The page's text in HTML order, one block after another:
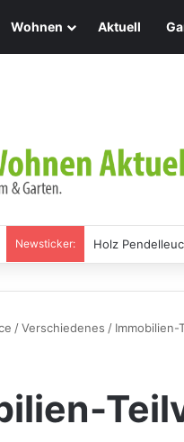
Wohnen Aktuell
Newsticker: Holz
/Verschiedenes / Immobilien-